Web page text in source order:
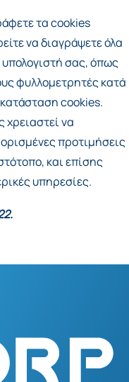
τα cookies
να διαγράψετε όλα
σας, όπως
φυλλομετρητές κατά
cookies.
να
προτιμήσεις
και επίσης
υπηρεσίες.